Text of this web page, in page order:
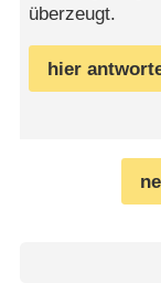
überzeugt.
hier